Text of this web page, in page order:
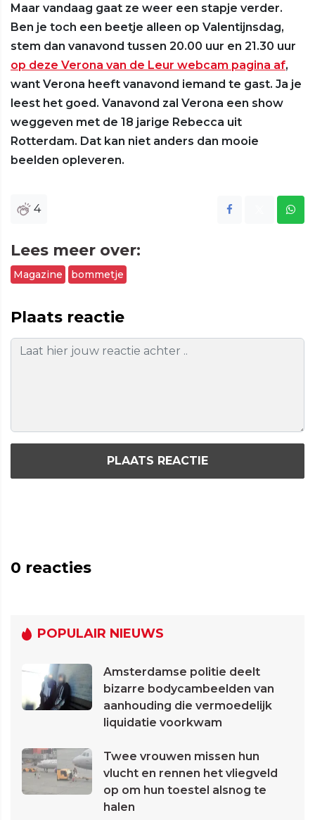
Maar vandaag gaat ze weer een stapje verder.
Ben je toch een beetje alleen op Valentijnsdag,
stem dan vanavond tussen 20.00 uur en 21.30 uur
op deze Verona van de Leur webcam pagina af,
want Verona heeft vanavond iemand te gast. Ja je
leest het goed. Vanavond zal Verona een show
weggeven met de 18 jarige Rebecca uit
Rotterdam. Dat kan niet anders dan mooie
beelden opleveren.
4
Lees meer over:
Magazine bommetje
Plaats reactie
PLAATS REACTIE
0 reacties
POPULAIR NIEUWS
Amsterdamse politie deelt
bizarre bodycambeelden van
aanhouding die vermoedelijk
liquidatie voorkwam
Twee vrouwen missen hun
vlucht en rennen het vliegveld
op om hun toestel alsnog te
halen